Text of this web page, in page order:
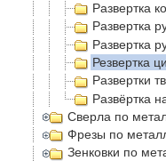
Развертка
Развертка
Развертка
Резвертка
Развертки
Развëртка
Сверла по
Фрезы по
Зенковки по